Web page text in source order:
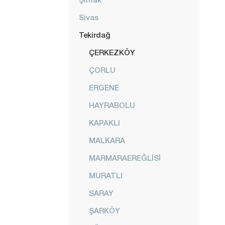
Sivas
Tekirdağ
ÇERKEZKÖY
ÇORLU
ERGENE
HAYRABOLU
KAPAKLI
MALKARA
MARMARAEREĞLİSİ
MURATLI
SARAY
ŞARKÖY